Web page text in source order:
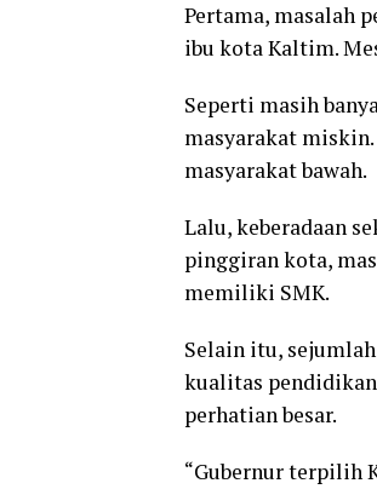
Pertama, masalah
ibu kota Kaltim.
Seperti masih
masyarakat
masyarakat bawah.
Lalu, keberadaan
pinggiran kota,
memiliki SMK.
Selain itu,
kualitas
perhatian besar.
“Gubernur terpilih